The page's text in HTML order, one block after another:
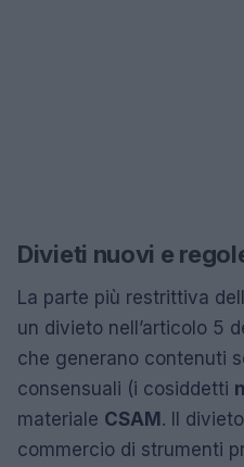
Divieti nuovi e
La parte più restrittiva
un divieto nell’articolo 5
che generano contenuti
consensuali (i cosiddetti
materiale CSAM. Il
commercio di strumenti